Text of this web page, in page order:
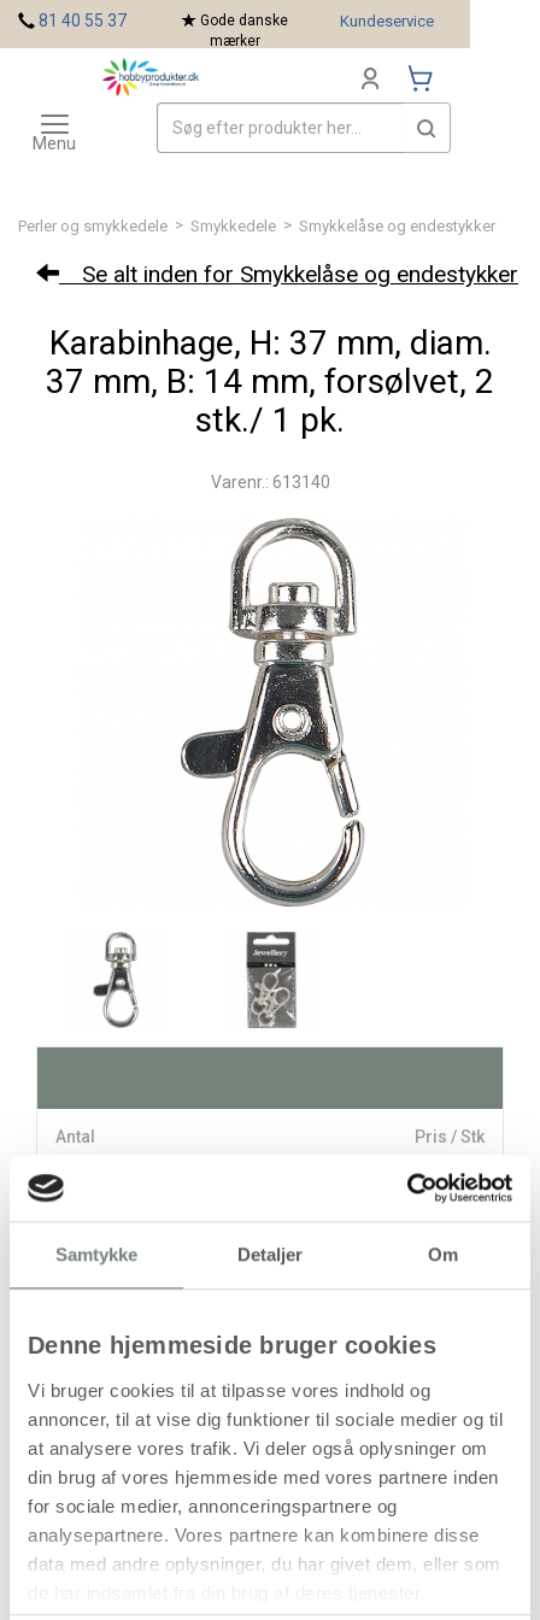
Samtykke Detaljer Om
Denne hjemmeside bruger cookies
Vi bruger cookies til at tilpasse vores indhold og
annoncer, til at vise dig funktioner til sociale medier og til
at analysere vores trafik. Vi deler også oplysninger om
din brug af vores hjemmeside med vores partnere inden
for sociale medier, annonceringspartnere og
analysepartnere. Vores partnere kan kombinere disse
data med andre oplysninger, du har givet dem, eller som
Perler og smykkedele > Smykkedele > Smykkelåse og endestykker
Se alt inden for Smykkelåse og endestykker
Karabinhage, H: 37 mm, diam.
37 mm, B: 14 mm, forsølvet, 2
stk./ 1 pk.
Varenr.: 613140
Antal Pris / Stk
1 stk 29,94 kr.
(23,95kr.ekskl. moms)
Læg i kurven
Din bestilling er først bindende,
når vi har bekræftet din ordre.
81 40 55 37
Gode danske
mærker
Kundeservice
Toggle
navigation
Menu
Mærker